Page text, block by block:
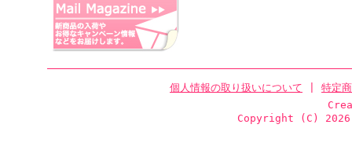
個人情報の取り扱いについて
特定
Copyright (C)